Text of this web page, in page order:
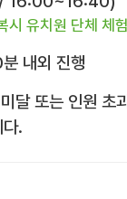
시 유치원 단체 체
내외 진행
달 또는 인원 초
.